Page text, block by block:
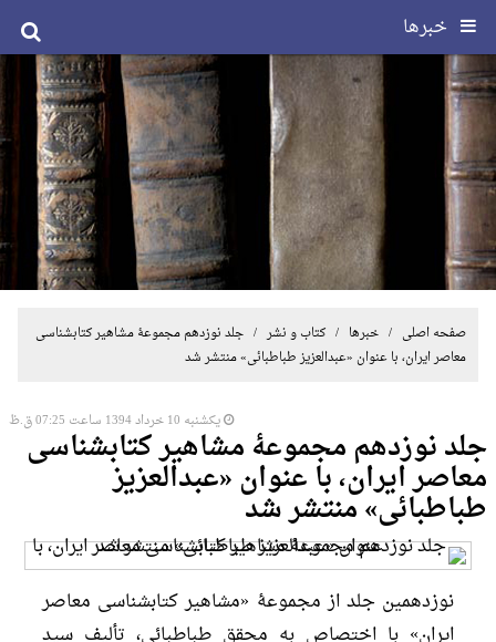
خبرها
صفحه اصلی /خبرها /کتاب و نشر / جلد نوزدهم مجموعۀ مشاهیر کتابشناسی
معاصر ایران، با عنوان «عبدالعزیز طباطبائی» منتشر شد
یکشنبه 10 خرداد 1394 ساعت 07:25 ق.ظ
جلد نوزدهم مجموعۀ مشاهیر کتابشناسی
معاصر ایران، با عنوان «عبدالعزیز
طباطبائی» منتشر شد
نوزدهمین جلد از مجموعۀ «مشاهیر کتابشناسی معاصر
ایران» با اختصاص به محقق طباطبائی، تألیف سید